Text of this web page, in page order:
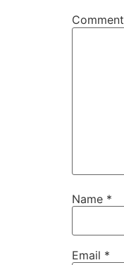
Comment
Name *
Email *